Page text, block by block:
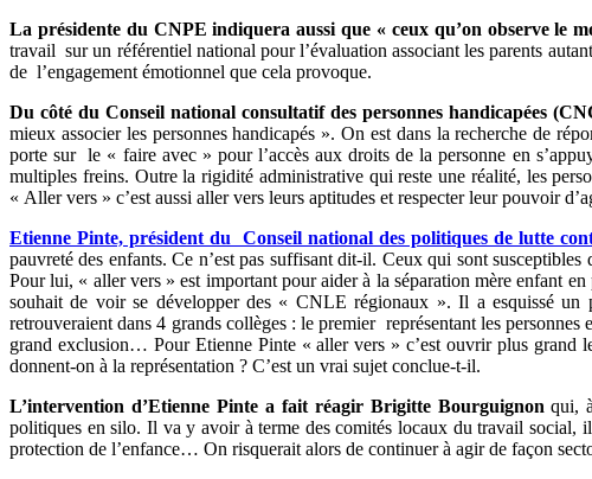
La présidente du CNPE indiquera aussi que « ceux qu’on observe le
travail sur un référentiel national pour l’évaluation associant les parents
de l’engagement émotionnel que cela provoque.
Du côté du Conseil national consultatif des personnes handicapées
mieux associer les personnes handicapés ». On est dans la recherche de
porte sur le « faire avec » pour l’accès aux droits de la personne en
multiples freins. Outre la rigidité administrative qui reste une réalité, les
« Aller vers » c’est aussi aller vers leurs aptitudes et respecter leur pouvoir
Etienne Pinte, président du Conseil national des politiques de lutte
pauvreté des enfants. Ce n’est pas suffisant dit-il. Ceux qui sont
Pour lui, « aller vers » est important pour aider à la séparation mère enfant
souhait de voir se développer des « CNLE régionaux ». Il a esquissé
retrouveraient dans 4 grands collèges : le premier représentant les
grand exclusion… Pour Etienne Pinte « aller vers » c’est ouvrir plus grand
donnent-on à la représentation ? C’est un vrai sujet conclue-t-il.
L’intervention d’Etienne Pinte a fait réagir Brigitte Bourguignon qui,
politiques en silo. Il va y avoir à terme des comités locaux du travail social,
protection de l’enfance… On risquerait alors de continuer à agir de façon